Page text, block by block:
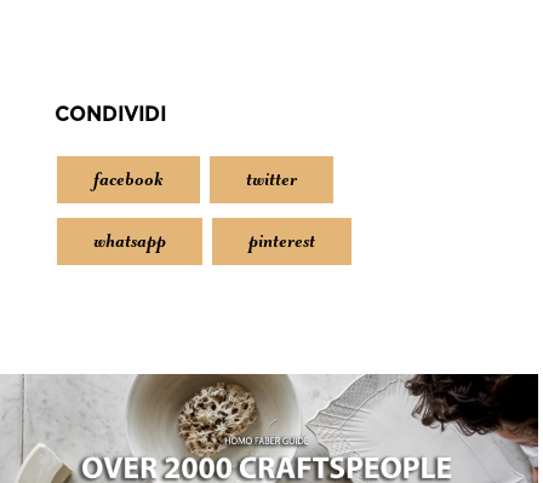
CONDIVIDI
facebook twitter
whatsapp pinterest